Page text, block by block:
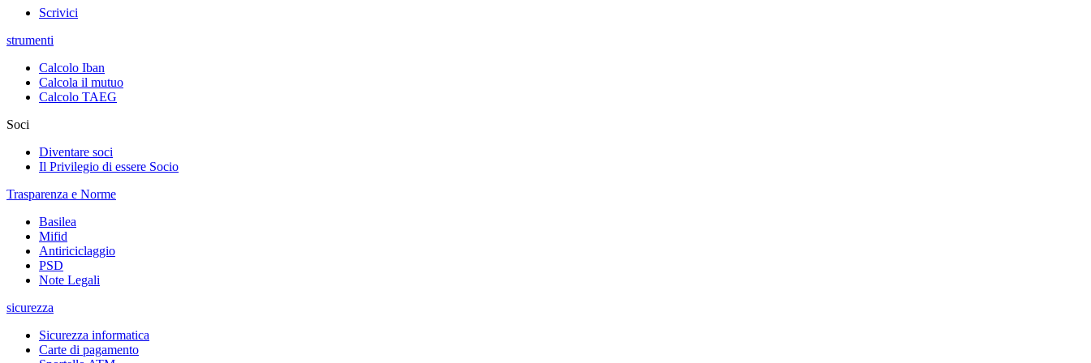
Scrivici
strumenti
Calcolo Iban
Calcola il mutuo
Calcolo TAEG
Soci
Diventare soci
Il Privilegio di essere Socio
Trasparenza e Norme
Basilea
Mifid
Antiriciclaggio
PSD
Note Legali
sicurezza
Sicurezza informatica
Carte di pagamento